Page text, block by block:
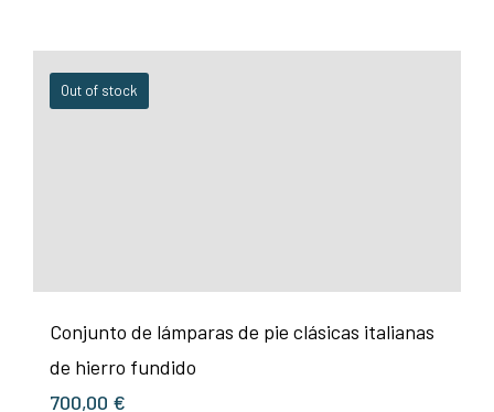
Out of stock
Conjunto de lámparas de pie clásicas italianas
de hierro fundido
700,00 €